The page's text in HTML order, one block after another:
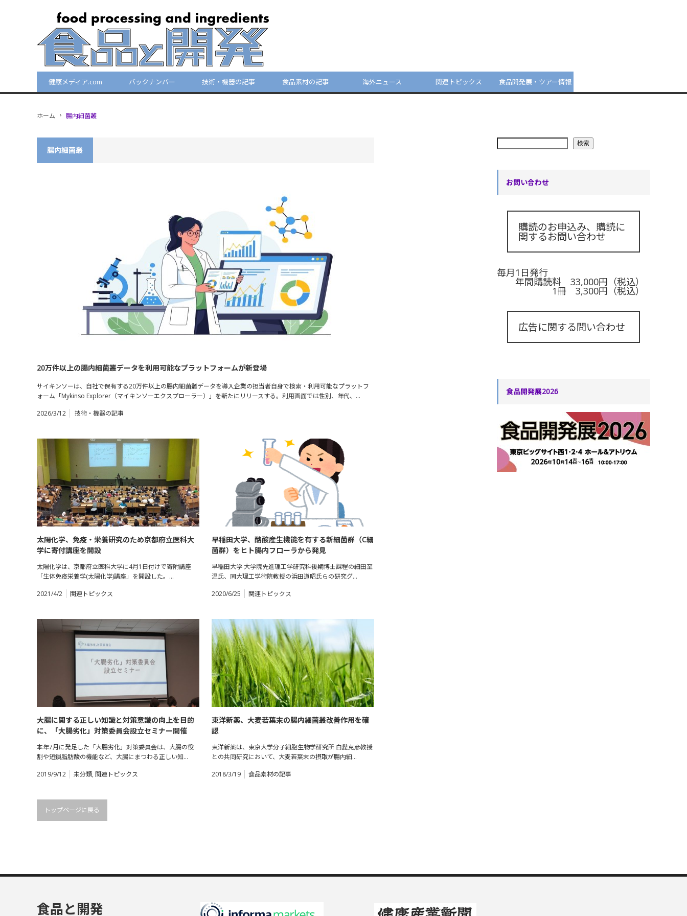
健康メディア.com バックナンバー 技術・機器の記事 食品素材の記事 海外ニュース 関連トピックス 食品開発展・ツアー情報
ホーム 腸内細菌叢
腸内細菌叢
20万件以上の腸内細菌叢データを利用可能なプラットフォームが新登場
サイキンソーは、自社で保有する20万件以上の腸内細菌叢データを導入企業の担当者自身で検索・利用可能なプラットフ
ォーム「Mykinso Explorer（マイキンソーエクスプローラー）」を新たにリリースする。利用画面では性別、年代、…
2026/3/12
技術・機器の記事
太陽化学、免疫・栄養研究のため京都府立医科大
学に寄付講座を開設
太陽化学は、京都府立医科大学に4月1日付けで寄附講座
「生体免疫栄養学(太陽化学)講座」を開設した。…
2021/4/2
関連トピックス
早稲田大学、酪酸産生機能を有する新細菌群（C細
菌群）をヒト腸内フローラから発見
早稲田大学 大学院先進理工学研究科後期博士課程の細田至
温氏、同大理工学術院教授の浜田道昭氏らの研究グ…
2020/6/25
関連トピックス
大腸に関する正しい知識と対策意識の向上を目的
に、「大腸劣化」対策委員会設立セミナー開催
本年7月に発足した「大腸劣化」対策委員会は、大腸の役
割や短鎖脂肪酸の機能など、大腸にまつわる正しい知…
2019/9/12
未分類, 関連トピックス
東洋新薬、大麦若葉末の腸内細菌叢改善作用を確
認
―東京大学との連携協定に基づく成果
東洋新薬は、東京大学分子細胞生物学研究所 白髭克彦教授
との共同研究において、大麦若葉末の摂取が腸内細…
2018/3/19
食品素材の記事
トップページに戻る
検索
お問い合わせ
購読のお申込み、購読に
関するお問い合わせ
毎月1日発行
年間購読料 33,000円（税込）
1冊 3,300円（税込）
広告に関する問い合わせ
食品開発展2026
食品と開発